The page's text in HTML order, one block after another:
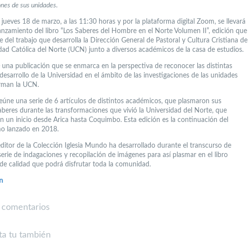
de sus unidades.
18 de marzo, a las 11:30 horas y por la plataforma digital Zoom, se llevará
del libro “Los Saberes del Hombre en el Norte Volumen II”, edición que
del trabajo que desarrolla la Dirección General de Pastoral y Cultura Cristiana de
Católica del Norte (UCN) junto a diversos académicos de la casa de estudios.
una publicación que se enmarca en la perspectiva de reconocer las distintas
de la Universidad en el ámbito de las investigaciones de las unidades
la UCN.
una serie de 6 artículos de distintos académicos, que plasmaron sus
durante las transformaciones que vivió la Universidad del Norte, que
un inicio desde Arica hasta Coquimbo. Esta edición es la continuación del
lanzado en 2018.
de la Colección Iglesia Mundo ha desarrollado durante el transcurso de
de indagaciones y recopilación de imágenes para así plasmar en el libro
calidad que podrá disfrutar toda la comunidad.
comentarios
tu también